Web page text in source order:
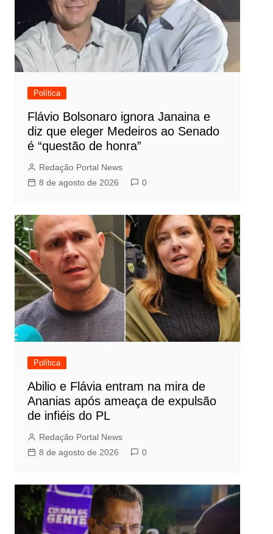
Política
Flávio Bolsonaro ignora Janaina e
diz que eleger Medeiros ao Senado
é “questão de honra”
Redação Portal News
8 de agosto de 2026
0
Política
Abilio e Flávia entram na mira de
Ananias após ameaça de expulsão
de infiéis do PL
Redação Portal News
8 de agosto de 2026
0